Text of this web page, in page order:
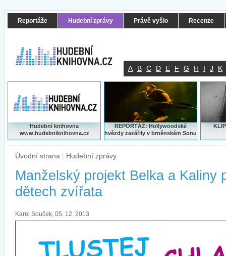
Reportáže Hudební zprávy Právě vyšlo Recenze
A B C D E F G H I J K
Hudební knihovna
www.hudebniknihovna.cz
REPORTÁŽ: Hollywoodské
hvězdy zazářily v brněnském Sonu
Úvodní strana | Hudební zprávy
Manželský projekt Belka a Kaliny
dětech zvířata
Karel Souček, 05. 12. 2013